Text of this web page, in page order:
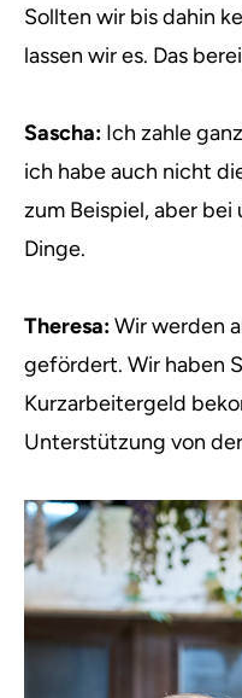
Sollten wir bis dahin
lassen wir es. Das
Sascha: Ich zahle
ich habe auch nicht
zum Beispiel, aber bei
Dinge.
Theresa:Wir werden
gefördert. Wir haben
Kurzarbeitergeld
Unterstützung von